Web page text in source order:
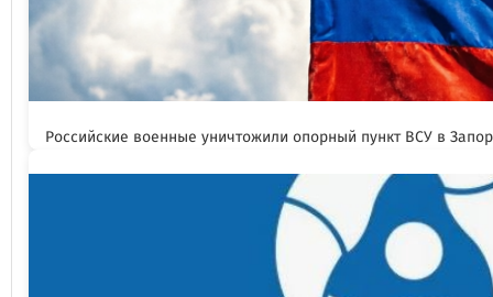
Российские военные уничтожили опорный пункт ВСУ в